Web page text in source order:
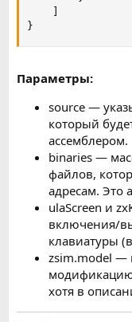
}
Параметры:
source —
который
ассемблером.
binaries —
файлов,
адресам. Это
ulaScreen и
включения/
клавиатуры
zsim.model —
модификацию
хотя в